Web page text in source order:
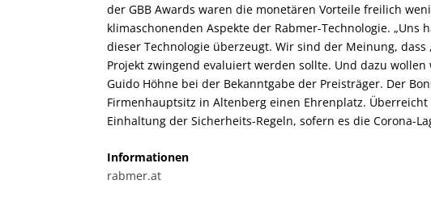
der GBB Awards waren die monetären Vorteile freilich
klimaschonenden Aspekte der Rabmer-Technologie. „Uns
dieser Technologie überzeugt. Wir sind der Meinung, dass
Projekt zwingend evaluiert werden sollte. Und dazu
Guido Höhne bei der Bekanntgabe der Preisträger. Der
Firmenhauptsitz in Altenberg einen Ehrenplatz.
Einhaltung der Sicherheits-Regeln, sofern es die Corona-
Informationen
rabmer.at